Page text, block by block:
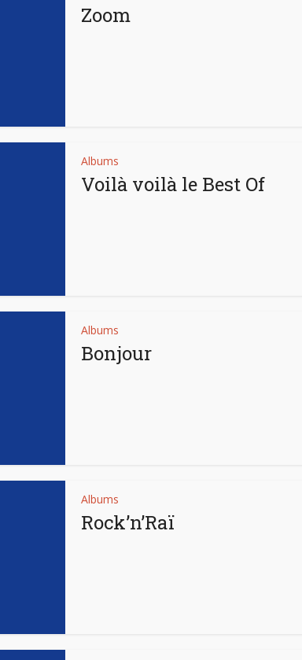
Zoom
Albums
Voilà voilà le Best Of
Albums
Bonjour
Albums
Rock’n’Raï